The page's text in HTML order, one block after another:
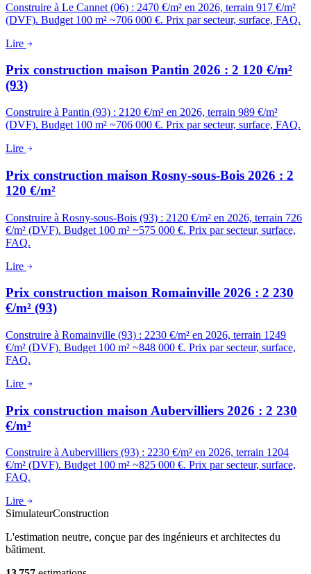
Construire à Le Cannet (06) : 2470 €/m² en 2026, terrain 917 €/m²
(DVF). Budget 100 m² ~706 000 €. Prix par secteur, surface, FAQ.
Lire
Prix construction maison Pantin 2026 : 2 120 €/m²
(93)
Construire à Pantin (93) : 2120 €/m² en 2026, terrain 989 €/m²
(DVF). Budget 100 m² ~706 000 €. Prix par secteur, surface, FAQ.
Lire
Prix construction maison Rosny-sous-Bois 2026 : 2
120 €/m²
Construire à Rosny-sous-Bois (93) : 2120 €/m² en 2026, terrain 726
€/m² (DVF). Budget 100 m² ~575 000 €. Prix par secteur, surface,
FAQ.
Lire
Prix construction maison Romainville 2026 : 2 230
€/m² (93)
Construire à Romainville (93) : 2230 €/m² en 2026, terrain 1249
€/m² (DVF). Budget 100 m² ~848 000 €. Prix par secteur, surface,
FAQ.
Lire
Prix construction maison Aubervilliers 2026 : 2 230
€/m²
Construire à Aubervilliers (93) : 2230 €/m² en 2026, terrain 1204
€/m² (DVF). Budget 100 m² ~825 000 €. Prix par secteur, surface,
FAQ.
Lire
SimulateurConstruction
L'estimation neutre, conçue par des ingénieurs et architectes du
bâtiment.